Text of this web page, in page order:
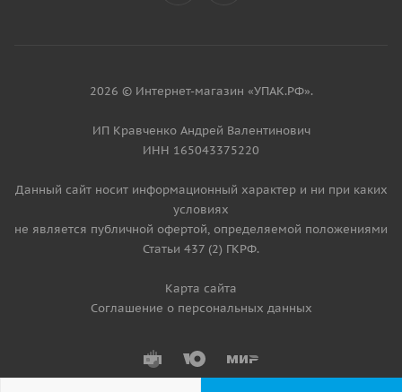
2026 © Интернет-магазин «УПАК.РФ».
ИП Кравченко Андрей Валентинович
ИНН 165043375220
Данный сайт носит информационный характер и ни при каких
условиях
не является публичной офертой, определяемой положениями
Статьи 437 (2) ГКРФ.
Карта сайта
Соглашение о персональных данных